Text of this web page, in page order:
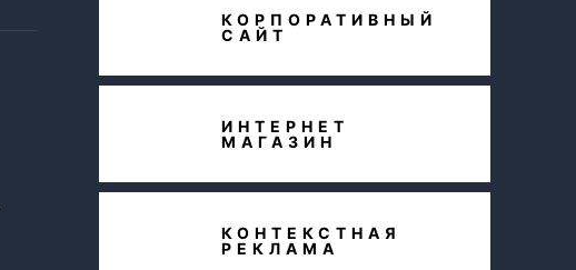
КОРПОРАТИВНЫЙ
САЙТ
ИНТЕРНЕТ
МАГАЗИН
КОНТЕКСТНАЯ
РЕКЛАМА